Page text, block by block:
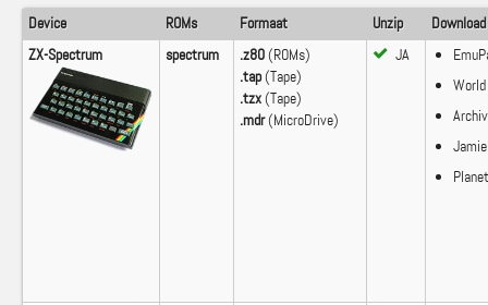
Device ROMs Formaat Unzip
Download
ZX-Spectrum
spectrum .z80(ROMs)
.tap(Tape)
.tzx(Tape)
.mdr(MicroDrive)
JA